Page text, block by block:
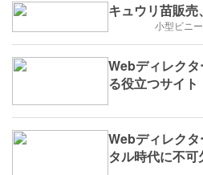
キュウリ苗販売
小型ビニ
Webディレク
る役立つサイト
Webディレク
タル時代に不